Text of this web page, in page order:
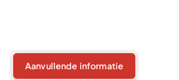
Aanvullende informatie